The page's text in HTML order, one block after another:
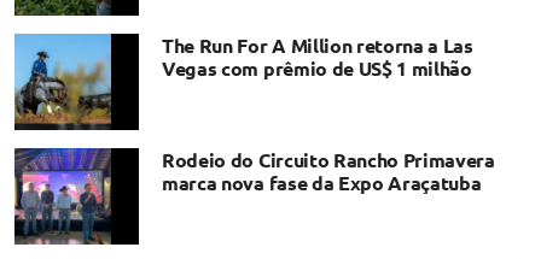
The Run For A Million retorna a Las
Vegas com prêmio de US$ 1 milhão
Rodeio do Circuito Rancho Primavera
marca nova fase da Expo Araçatuba